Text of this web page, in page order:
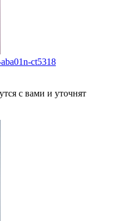
ct5318
с вами и уточнят